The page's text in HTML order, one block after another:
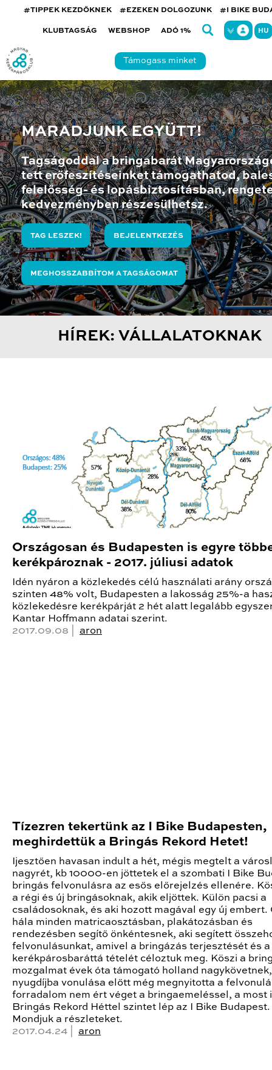
#TIPPEK KEZDŐKNEK #EZEKEN DOLGOZUNK #I BIKE
KLUBTAGSÁG WEBSHOP ADÓ 1% HU
Támogass minket
MARADJUNK EGYÜTT!
Tagságoddal a bringabarát
tett erőfeszítéseinket támogathatod,
felelősség- és lopásbiztosításban,
kedvezményben részesülhetsz.
TAG LESZEK! BEJELENTKEZÉS
MEGHOSSZABBÍTOM A TAGSÁGOMAT
HÍREK: VÁLLALATOKNAK
Országosan és Budapesten is egyre
kerékpároznak - 2017. júliusi adatok
Idén nyáron a közlekedés célú használati arány
szinten 48% volt, Budapesten a lakosság 25%-a
közlekedésre kerékpárját 2 hét alatt legalább
Kantar Hoffmann adatai szerint.
2017.09.08 | aron
Tízezren tekertünk az I Bike Budapesten,
meghirdettük a Bringás Rekord Hetet!
Ijesztően havasan indult a hét, mégis megtelt a
nagyrét, kb 10000-en jöttetek el a szombati I Bike
bringás felvonulásra az esős előrejelzés ellenére.
a régi és új bringásoknak, akik eljöttek. Külön pacsi a
családosoknak, és aki hozott magával egy új embert.
hála minden matricaosztásban, plakátozásban és
rendezésben segítő önkéntesnek, aki segített
felvonulásunkat, amivel a bringázás terjesztését és
kerékpárosbaráttá tételét céloztuk meg. Köszi a
mozgalmat évek óta támogató holland
nyugdíjba vonulása előtt még megnyitotta a
forradalom nem ért véget a bringaemeléssel, a most
Bringás Rekord Héttel szintet lép az I Bike Budapest.
Mondjuk a részleteket.
2017.04.24 | aron